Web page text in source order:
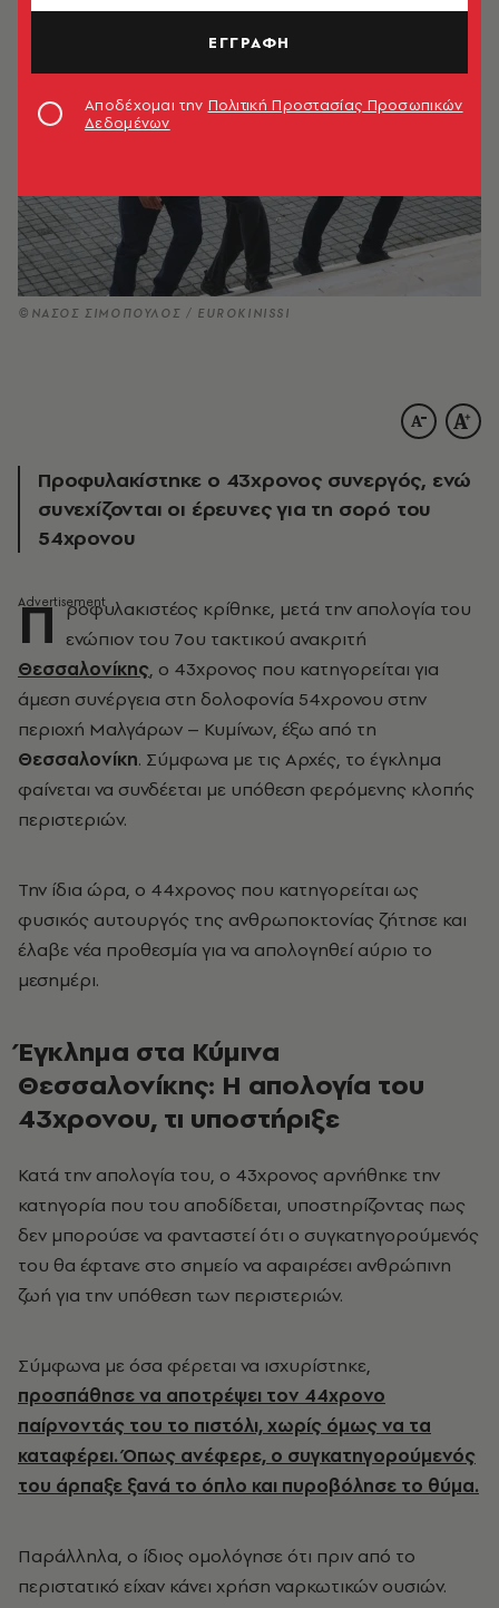
©ΝΑΣΟΣ ΣΙΜΟΠΟΥΛΟΣ / EUROKINISSI
Προφυλακίστηκε ο 43χρονος συνεργός, ενώ
συνεχίζονται οι έρευνες για τη σορό του
54χρονου
Π ροφυλακιστέος κρίθηκε, μετά την απολογία του
ενώπιον του 7ου τακτικού ανακριτή
Θεσσαλονίκης, ο 43χρονος που κατηγορείται για
άμεση συνέργεια στη δολοφονία 54χρονου στην
περιοχή Μαλγάρων – Κυμίνων, έξω από τη
Θεσσαλονίκη. Σύμφωνα με τις Αρχές, το έγκλημα
φαίνεται να συνδέεται με υπόθεση φερόμενης κλοπής
περιστεριών.
Την ίδια ώρα, ο 44χρονος που κατηγορείται ως
φυσικός αυτουργός της ανθρωποκτονίας ζήτησε και
έλαβε νέα προθεσμία για να απολογηθεί αύριο το
μεσημέρι.
Έγκλημα στα Κύμινα
Θεσσαλονίκης: Η απολογία του
43χρονου, τι υποστήριξε
Κατά την απολογία του, ο 43χρονος αρνήθηκε την
κατηγορία που του αποδίδεται, υποστηρίζοντας πως
δεν μπορούσε να φανταστεί ότι ο συγκατηγορούμενός
του θα έφτανε στο σημείο να αφαιρέσει ανθρώπινη
ζωή για την υπόθεση των περιστεριών.
Σύμφωνα με όσα φέρεται να ισχυρίστηκε,
προσπάθησε να αποτρέψει τον 44χρονο
παίρνοντάς του το πιστόλι, χωρίς όμως να τα
καταφέρει. Όπως ανέφερε, ο συγκατηγορούμενός
του άρπαξε ξανά το όπλο και πυροβόλησε το θύμα.
Παράλληλα, ο ίδιος ομολόγησε ότι πριν από το
περιστατικό είχαν κάνει χρήση ναρκωτικών ουσιών.
ΕΓΓΡΑΦΗ
Αποδέχομαι την Πολιτική Προστασίας Προσωπικών
Δεδομένων